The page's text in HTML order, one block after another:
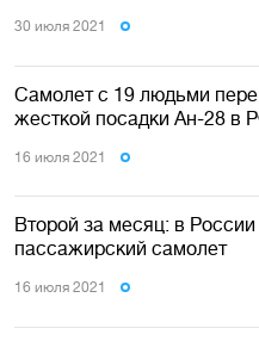
30 июля 2021
Самолет с 19 людьми
жесткой посадки Ан-28 в
16 июля 2021
Второй за месяц: в
пассажирский самолет
16 июля 2021